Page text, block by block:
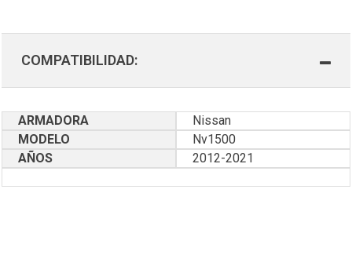
COMPATIBILIDAD:
ARMADORA
Nissan
MODELO
Nv1500
AÑOS
2012-2021